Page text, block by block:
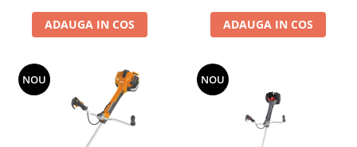
Freze de pamant
Cositori
Tocatoare agricole
Cultivatoare
Articole electrice
ADAUGA IN COS ADAUGA IN COS
NOU NOU